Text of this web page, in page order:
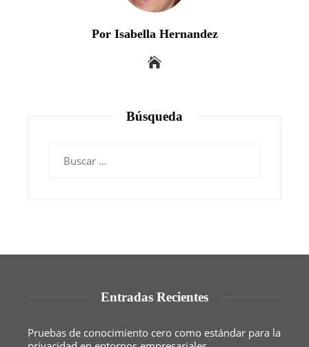
Por Isabella Hernandez
Búsqueda
Entradas Recientes
Pruebas de conocimiento cero como estándar para la